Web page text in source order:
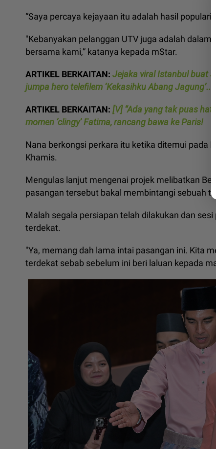
“Saya percaya kejayaan itu adalah hasil
"Kebanyakan pelanggan UTV juga adalah
bersama kami,” katanya kepada mStar.
ARTIKEL BERKAITAN: Jejaka viral Istanbul buat
jumpa hero telefilem ‘Kekasihku Abang
ARTIKEL BERKAITAN: [V] “Ada yang tak puas
momen ‘clingy’ Fatima, rancang bawa ke Paris!
Nana berkongsi perkara itu ketika ditemui pada
Khamis.
Mengulas lanjut mengenai projek melibatkan
pasangan tersebut bakal membintangi sebuah
Malah segala persiapan telah dilakukan dan
terdekat.
"Ya, memang dah lama intai pasangan ini. Kita
terdekat sebab sebelum ini beri laluan kepada